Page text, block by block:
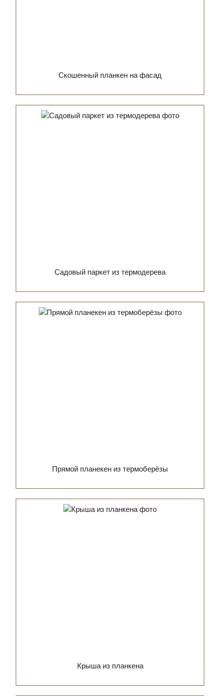
Скошенный планкен на фасад
Садовый паркет из термодерева
Прямой планекен из термоберёзы
Крыша из планкена